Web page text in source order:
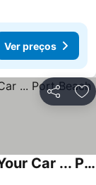
Ver preços
Partilhar
Gite Ty Fany - Paimpol - Forget Your Car ... Port Beach And Shops On Foot